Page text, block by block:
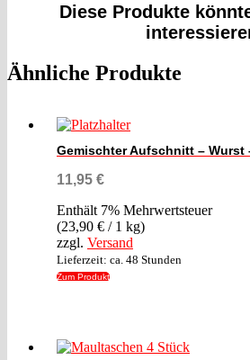
Diese Produkte
Ähnliche Produkte
Gemischter Aufschnitt – Wurst
11,95 €
Enthält 7% Mehrwertsteuer
(23,90 € / 1 kg)
zzgl. Versand
Lieferzeit: ca. 48 Stunden
Zum Produkt